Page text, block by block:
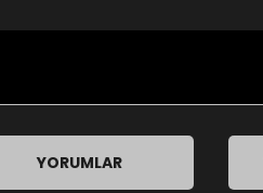
YORUMLAR